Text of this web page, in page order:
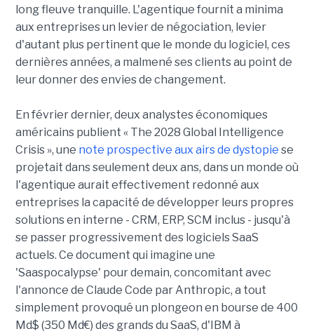
long fleuve tranquille. L'agentique fournit a minima
aux entreprises un levier de négociation, levier
d'autant plus pertinent que le monde du logiciel, ces
dernières années, a malmené ses clients au point de
leur donner des envies de changement.
En février dernier, deux analystes économiques
américains publient « The 2028 Global Intelligence
Crisis », une note prospective aux airs de dystopie se
projetait dans seulement deux ans, dans un monde où
l'agentique aurait effectivement redonné aux
entreprises la capacité de développer leurs propres
solutions en interne - CRM, ERP, SCM inclus - jusqu'à
se passer progressivement des logiciels SaaS
actuels. Ce document qui imagine une
'Saaspocalypse' pour demain, concomitant avec
l'annonce de Claude Code par Anthropic, a tout
simplement provoqué un plongeon en bourse de 400
Md$ (350 Md€) des grands du SaaS, d'IBM à